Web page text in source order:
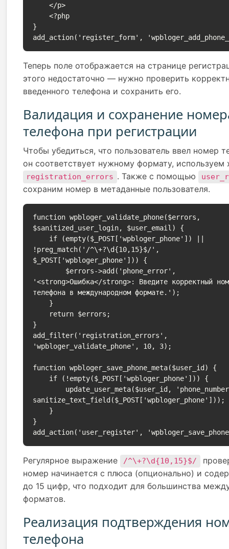
    </p>
    <?php
}
add_action('register_form',
Теперь поле отображается на странице
этого недостаточно — нужно проверить
введенного телефона и сохранить его.
Валидация и сохранение
телефона при регистрации
Чтобы убедиться, что пользователь ввел номер
он соответствует нужному формату, используем
registration_errors . Также с помощью
сохраним номер в метаданные пользователя.
function wpbloger_validate_phone($errors,
$sanitized_user_login, $user_email) {
!preg_match('/^\+?\d{10,15}$/',
$_POST['wpbloger_phone'])) {
'<strong>Ошибка</strong>: Введите корректный
телефона в международном формате.');
}
add_filter('registration_errors',
'wpbloger_validate_phone', 10, 3);
function wpbloger_save_phone_meta($user_id) {
sanitize_text_field($_POST['wpbloger_phone']));
}
add_action('user_register',
Регулярное выражение /^\+?\d{10,15}$/
номер начинается с плюса (опционально) и
до 15 цифр, что подходит для большинства
форматов.
Реализация подтверждения
телефона